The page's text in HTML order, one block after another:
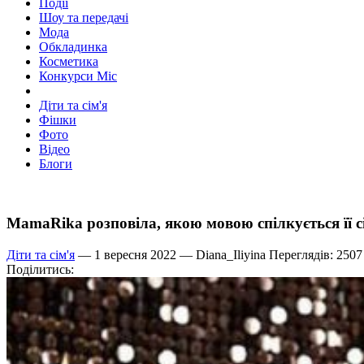
Події
Шоу та передачі
Мода
Обкладинка
Косметика
Конкурси Міс
Діти та сім'я
Фішки
Фото
Відео
Блоги
MamaRika розповіла, якою мовою спілкується її
Діти та сім'я — 1 вересня 2022 — Diana_Iliyina Переглядів: 2507
Поділитись: